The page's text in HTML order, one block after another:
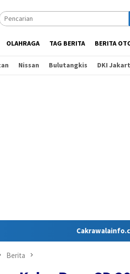
OLAHRAGA TAG BERITA BERITA
Nissan Bulutangkis DKI
Cakrawalainfo.co.id hadir
Berita